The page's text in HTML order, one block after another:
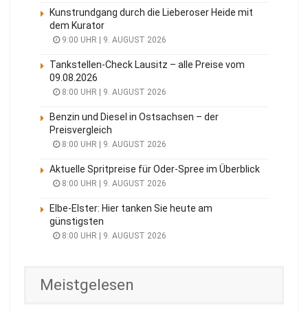
Kunstrundgang durch die Lieberoser Heide mit
dem Kurator
9:00 UHR | 9. AUGUST 2026
Tankstellen-Check Lausitz – alle Preise vom
09.08.2026
8:00 UHR | 9. AUGUST 2026
Benzin und Diesel in Ostsachsen – der
Preisvergleich
8:00 UHR | 9. AUGUST 2026
Aktuelle Spritpreise für Oder-Spree im Überblick
8:00 UHR | 9. AUGUST 2026
Elbe-Elster: Hier tanken Sie heute am
günstigsten
8:00 UHR | 9. AUGUST 2026
Meistgelesen